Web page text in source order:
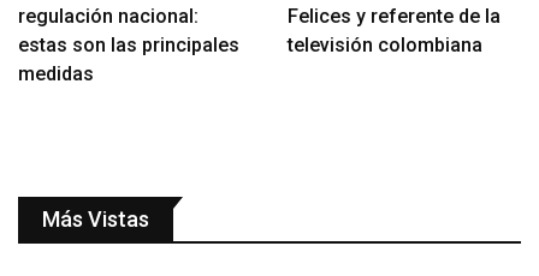
regulación nacional:
estas son las principales
medidas
Felices y referente de la
televisión colombiana
Más Vistas